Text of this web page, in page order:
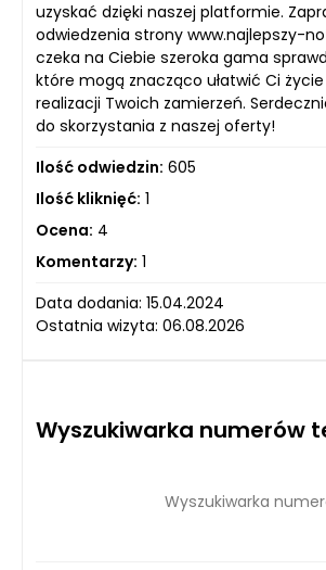
uzyskać dzięki naszej platformie.
odwiedzenia strony www.najlepszy-
czeka na Ciebie szeroka gama
które mogą znacząco ułatwić Ci
realizacji Twoich zamierzeń.
do skorzystania z naszej oferty!
Ilość odwiedzin: 605
Ilość kliknięć: 1
Ocena: 4
Komentarzy: 1
Data dodania: 15.04.2024
Ostatnia wizyta: 06.08.2026
Wyszukiwarka numerów
Wyszukiwarka